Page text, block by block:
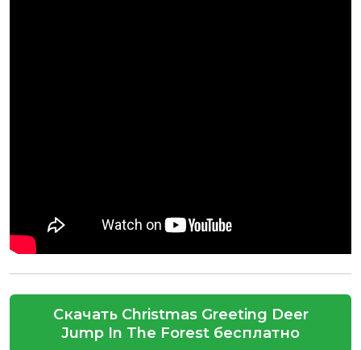
Скачать Christmas Greeting Deer
Jump In The Forest бесплатно